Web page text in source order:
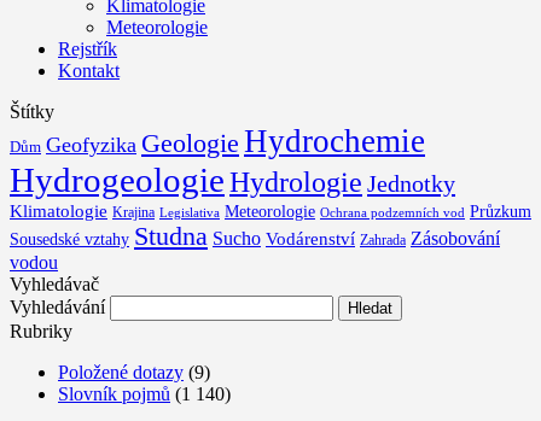
Klimatologie
Meteorologie
Rejstřík
Kontakt
Štítky
Dům Geofyzika Geologie Hydrochemie
HydrogeologieHydrologie Jednotky
Klimatologie Krajina Legislativa Meteorologie Ochrana podzemních vod Průzkum
Sousedské vztahy Studna Sucho Vodárenství Zahrada Zásobování
vodou
Vyhledávač
Vyhledávání
Rubriky
Položené dotazy (9)
Slovník pojmů (1 140)